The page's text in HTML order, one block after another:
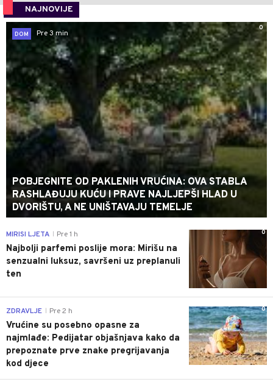
NAJNOVIJE
0
DOM
Pre 3 min
POBJEGNITE OD PAKLENIH VRUĆINA: OVA STABLA
RASHLAĐUJU KUĆU I PRAVE NAJLJEPŠI HLAD U
DVORIŠTU, A NE UNIŠTAVAJU TEMELJE
0
MIRISI LJETA Pre 1 h
Najbolji parfemi poslije mora: Mirišu na
senzualni luksuz, savršeni uz preplanuli
ten
0
ZDRAVLJE Pre 2 h
Vrućine su posebno opasne za
najmlađe: Pedijatar objašnjava kako da
prepoznate prve znake pregrijavanja
kod djece